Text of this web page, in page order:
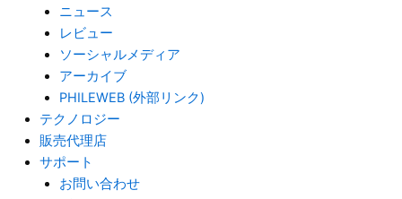
ニュース
レビュー
ソーシャルメディア
アーカイブ
PHILEWEB (外部リンク)
テクノロジー
販売代理店
サポート
お問い合わせ